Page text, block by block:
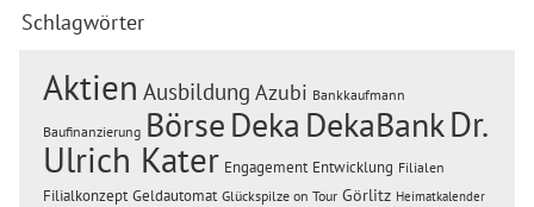
Schlagwörter
Aktien Ausbildung Azubi Bankkaufmann
Baufinanzierung BörseDeka DekaBankDr.
Ulrich Kater Engagement Entwicklung Filialen
Filialkonzept Geldautomat Glückspilze on Tour Görlitz Heimatkalender